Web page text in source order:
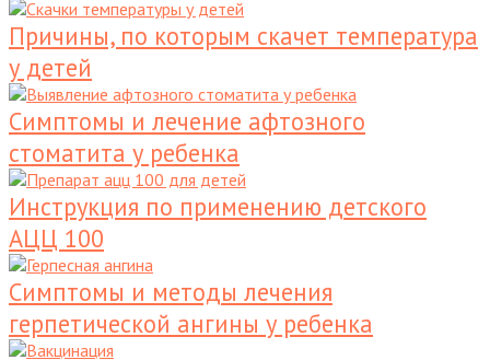
Причины, по которым скачет температура
у детей
Симптомы и лечение афтозного
стоматита у ребенка
Инструкция по применению детского
АЦЦ 100
Симптомы и методы лечения
герпетической ангины у ребенка